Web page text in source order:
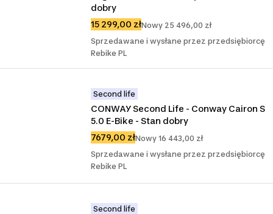
dobry
15 299,00 złNowy 25 496,00 zł
Sprzedawane i wysłane przez przedsiębiorcę
Rebike PL
Second life
CONWAY Second Life - Conway Cairon S
5.0 E-Bike - Stan dobry
7679,00 złNowy 16 443,00 zł
Sprzedawane i wysłane przez przedsiębiorcę
Rebike PL
Second life